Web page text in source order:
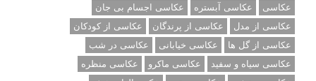
عکاسی
عکاسی آبستره
عکاسی اجسام بی جان
عکاسی از مدل
عکاسی از پرندگان
عکاسی از کودکان
عکاسی از گل ها
عکاسی خیابانی
عکاسی در شب
عکاسی سیاه و سفید
عکاسی ماکرو
عکاسی منظره